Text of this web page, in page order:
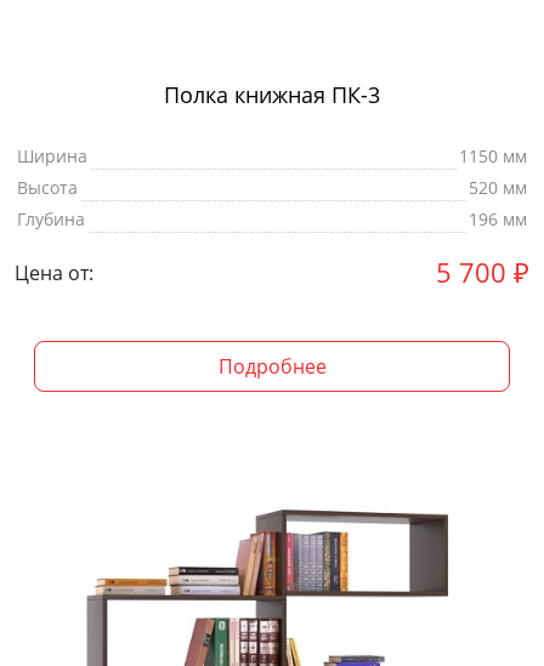
Полка книжная ПК-3
Ширина
1150 мм
Высота
520 мм
Глубина
196 мм
Цена от: 5 700 ₽
Подробнее